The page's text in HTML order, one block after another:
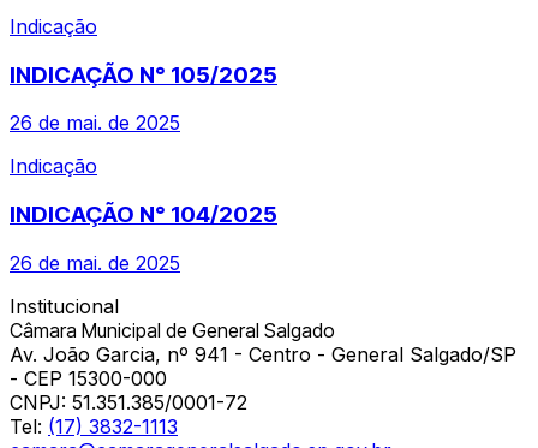
Indicação
INDICAÇÃO N° 105/2025
26 de mai. de 2025
Indicação
INDICAÇÃO N° 104/2025
26 de mai. de 2025
Institucional
Câmara Municipal de General Salgado
Av. João Garcia, nº 941 - Centro - General Salgado/SP
- CEP 15300-000
CNPJ: 51.351.385/0001-72
Tel: (17) 3832-1113